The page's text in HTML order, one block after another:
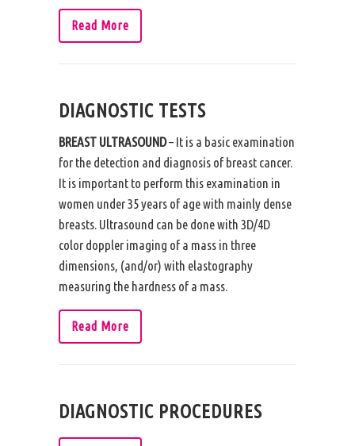
Read More
DIAGNOSTIC TESTS
BREAST ULTRASOUND– It is a basic examination
for the detection and diagnosis of breast cancer.
It is important to perform this examination in
women under 35 years of age with mainly dense
breasts. Ultrasound can be done with 3D/4D
color doppler imaging of a mass in three
dimensions, (and/or) with elastography
measuring the hardness of a mass.
Read More
DIAGNOSTIC PROCEDURES